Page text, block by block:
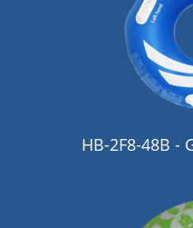
HB-2F8-48B -